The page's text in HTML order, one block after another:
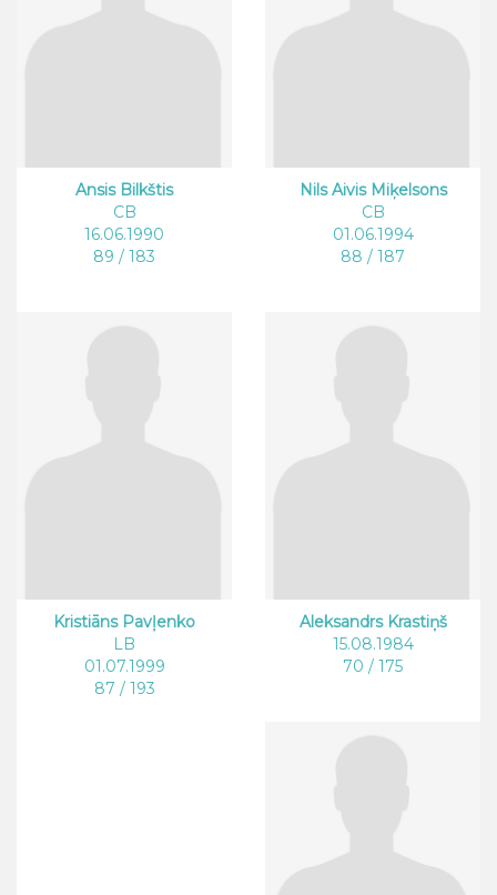
Ansis Bilkštis
CB
16.06.1990
89 / 183
Nils Aivis Miķelsons
CB
01.06.1994
88 / 187
Kristiāns Pavļenko
LB
01.07.1999
87 / 193
Aleksandrs Krastiņš
15.08.1984
70 / 175